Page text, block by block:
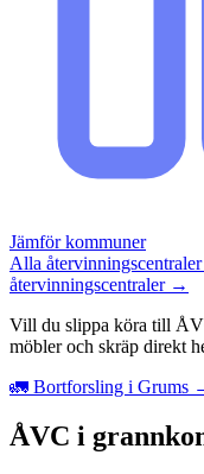
Jämför kommuner
Alla
återvinningscentraler →
Vill du slippa köra till
möbler och skräp direkt
🚛 Bortforsling i Grums
ÅVC i